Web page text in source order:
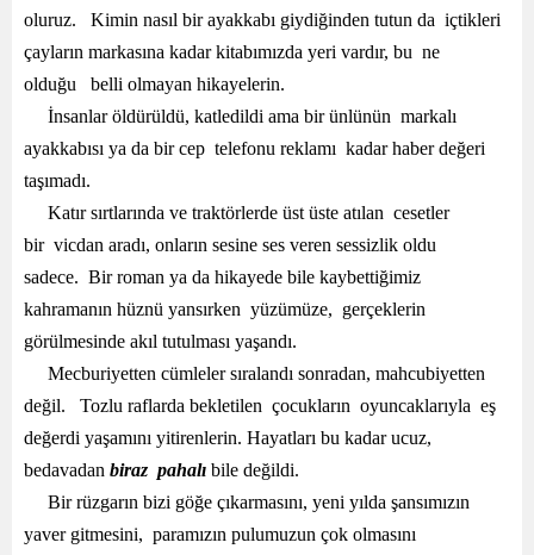
oluruz. Kimin nasıl bir ayakkabı giydiğinden tutun da içtikleri
çayların markasına kadar kitabımızda yeri vardır, bu ne
olduğu belli olmayan hikayelerin.
İnsanlar öldürüldü, katledildi ama bir ünlünün markalı
ayakkabısı ya da bir cep telefonu reklamı kadar haber değeri
taşımadı.
Katır sırtlarında ve traktörlerde üst üste atılan cesetler
bir vicdan aradı, onların sesine ses veren sessizlik oldu
sadece. Bir roman ya da hikayede bile kaybettiğimiz
kahramanın hüznü yansırken yüzümüze, gerçeklerin
görülmesinde akıl tutulması yaşandı.
Mecburiyetten cümleler sıralandı sonradan, mahcubiyetten
değil. Tozlu raflarda bekletilen çocukların oyuncaklarıyla eş
değerdi yaşamını yitirenlerin. Hayatları bu kadar ucuz,
bedavadan biraz pahalı bile değildi.
Bir rüzgarın bizi göğe çıkarmasını, yeni yılda şansımızın
yaver gitmesini, paramızın pulumuzun çok olmasını